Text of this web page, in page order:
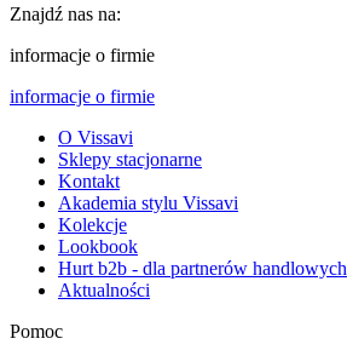
Znajdź nas na:
informacje o firmie
informacje o firmie
O Vissavi
Sklepy stacjonarne
Kontakt
Akademia stylu Vissavi
Kolekcje
Lookbook
Hurt b2b - dla partnerów handlowych
Aktualności
Pomoc